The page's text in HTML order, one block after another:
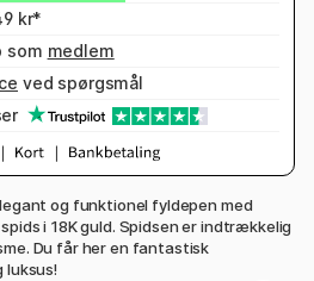
kr*
som medlem
ved spørgsmål
og funktionel fyldepen med
i 18K guld. Spidsen er indtrækkelig
Du får her en fantastisk
luksus!